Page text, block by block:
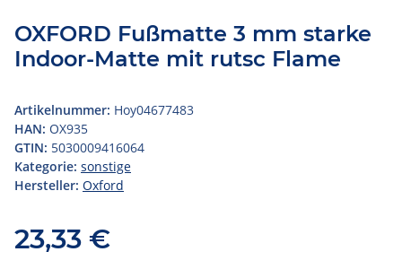
OXFORD Fußmatte 3 mm starke
Indoor-Matte mit rutsc Flame
Artikelnummer: Hoy04677483
HAN: OX935
GTIN: 5030009416064
Kategorie: sonstige
Hersteller: Oxford
23,33 €